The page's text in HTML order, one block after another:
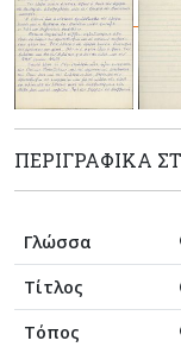
ΠΕΡΙΓΡΑΦΙΚΆ
Γλώσσα
Τίτλος
Τόπος